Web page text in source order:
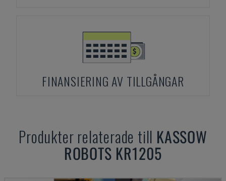
FINANSIERING AV TILLGÅNGAR
Produkter relaterade till KASSOW
ROBOTS KR1205